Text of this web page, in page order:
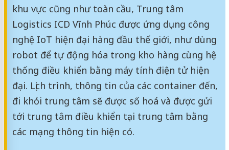
khu vực cũng như toàn cầu, Trung tâm
Logistics ICD Vĩnh Phúc được ứng dụng công
nghệ IoT hiện đại hàng đầu thế giới, như dùng
robot để tự động hóa trong kho hàng cùng hệ
thống điều khiển bằng máy tính điện tử hiện
đại. Lịch trình, thông tin của các container đến,
đi khỏi trung tâm sẽ được số hoá và được gửi
tới trung tâm điều khiển tại trung tâm bằng
các mạng thông tin hiện có.